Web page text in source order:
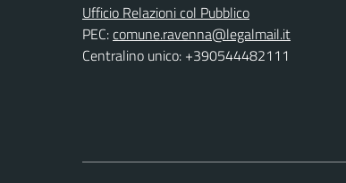
Ufficio Relazioni col Pubblico
PEC:comune.ravenna@legalmail.it
Centralino unico: +390544482111